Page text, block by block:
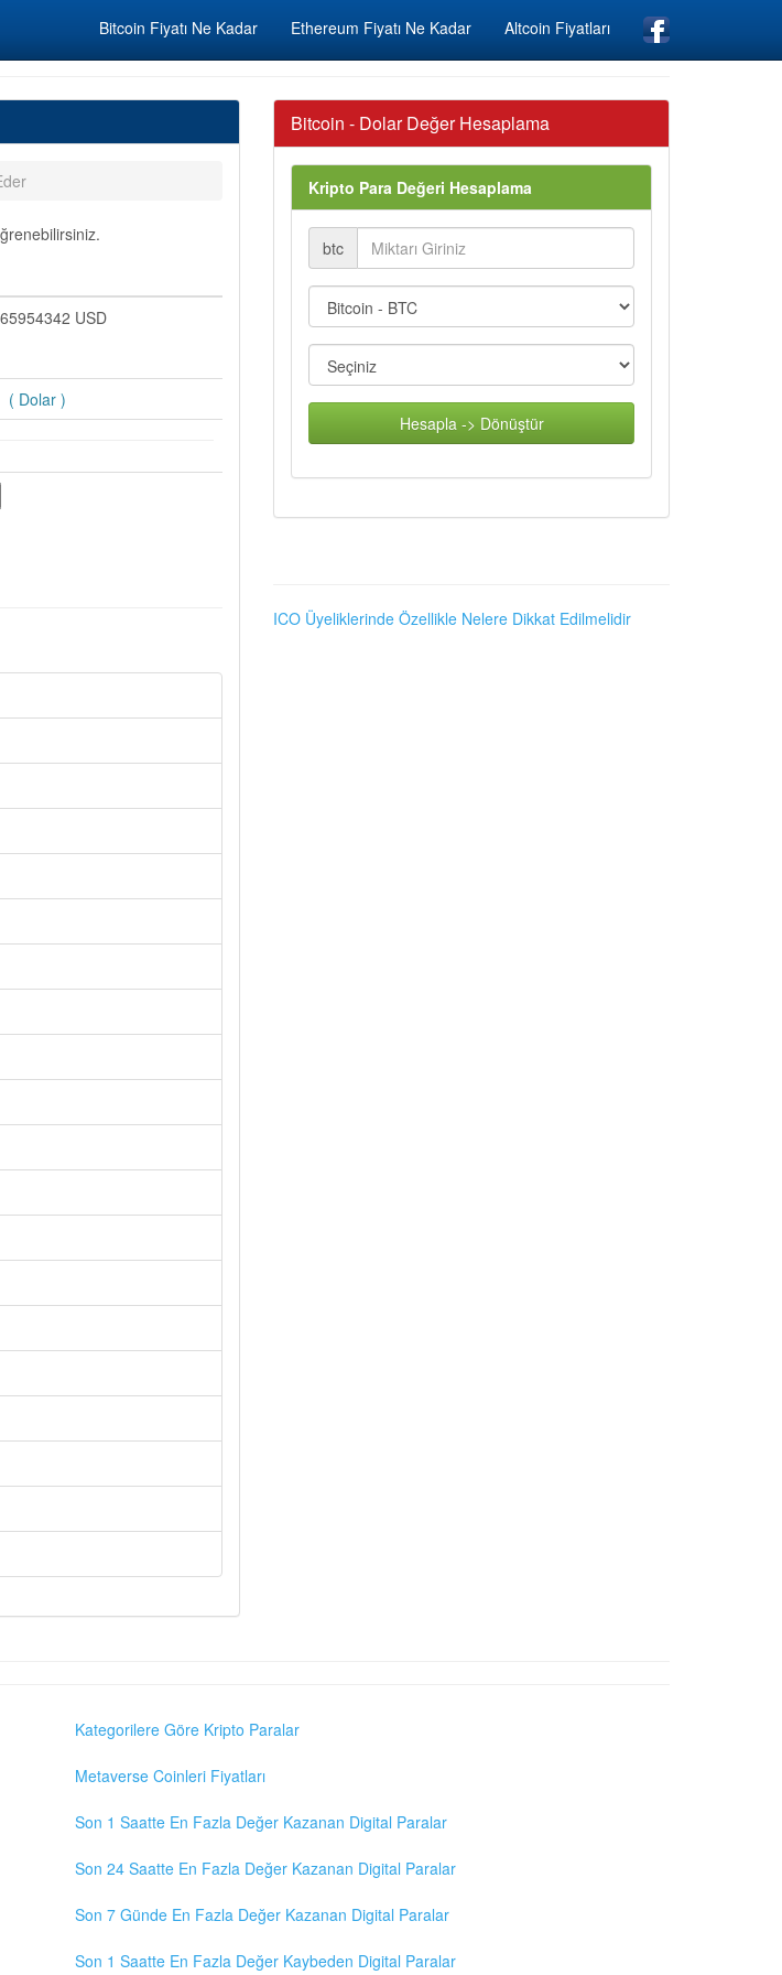
Bitcoin Fiyatı Ne Kadar Ethereum Fiyatı Ne Kadar Altcoin Fiyatları
USD
( Dolar )
Bitcoin - Dolar Değer Hesaplama
Kripto Para Değeri Hesaplama
btc
Hesapla -> Dönüştür
ICO Üyeliklerinde Özellikle Nelere Dikkat Edilmelidir
Kategorilere Göre Kripto Paralar
Metaverse Coinleri Fiyatları
Son 1 Saatte En Fazla Değer Kazanan Digital Paralar
Son 24 Saatte En Fazla Değer Kazanan Digital Paralar
Son 7 Günde En Fazla Değer Kazanan Digital Paralar
Son 1 Saatte En Fazla Değer Kaybeden Digital Paralar